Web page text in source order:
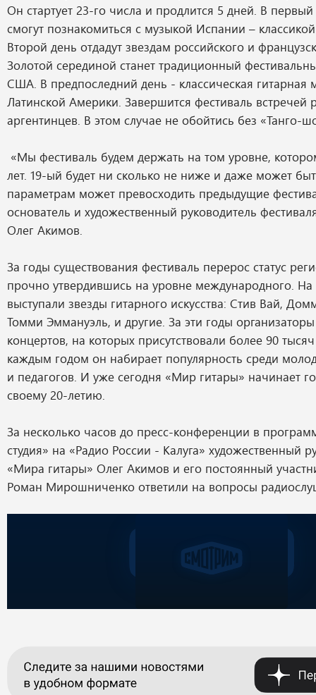
Он стартует 23-го числа и продлится 5 дней. В
смогут познакомиться с музыкой Испании –
Второй день отдадут звездам российского и
Золотой серединой станет традиционный
США. В предпоследний день - классическая гитарная
Латинской Америки. Завершится фестиваль встречей
аргентинцев. В этом случае не обойтись без «Танго-
«Мы фестиваль будем держать на том уровне,
лет. 19-ый будет ни сколько не ниже и даже может
параметрам может превосходить предыдущие
основатель и художественный руководитель
Олег Акимов.
За годы существования фестиваль перерос статус
прочно утвердившись на уровне международного. На
выступали звезды гитарного искусства: Стив Вай,
Томми Эммануэль, и другие. За эти годы
концертов, на которых присутствовали более 90
каждым годом он набирает популярность среди
и педагогов. И уже сегодня «Мир гитары» начинает
своему 20-летию.
За несколько часов до пресс-конференции в
студия» на «Радио России - Калуга» художественный
«Мира гитары» Олег Акимов и его постоянный
Роман Мирошниченко ответили на вопросы